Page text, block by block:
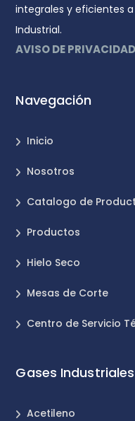
integrales y eficientes
Industrial.
AVISO DE PRIVACIDAD
Navegación
Inicio
Nosotros
Catalogo de
Productos
Hielo Seco
Mesas de Corte
Centro de Servicio
Gases Industriales
Acetileno